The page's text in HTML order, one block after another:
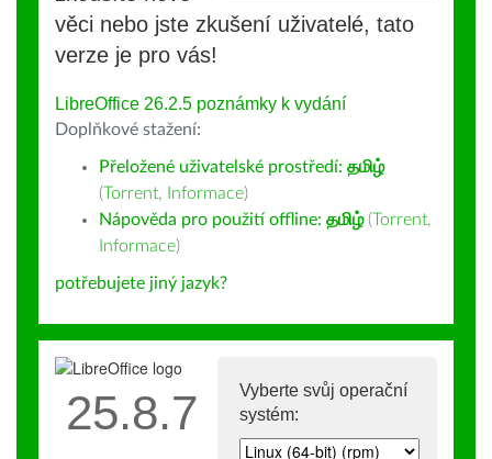
věci nebo jste zkušení uživatelé, tato
verze je pro vás!
LibreOffice 26.2.5 poznámky k vydání
Doplňkové stažení:
Přeložené uživatelské prostředí: தமிழ்
(Torrent, Informace)
Nápověda pro použití offline: தமிழ் (Torrent,
Informace)
potřebujete jiný jazyk?
Vyberte svůj operační
systém:
25.8.7